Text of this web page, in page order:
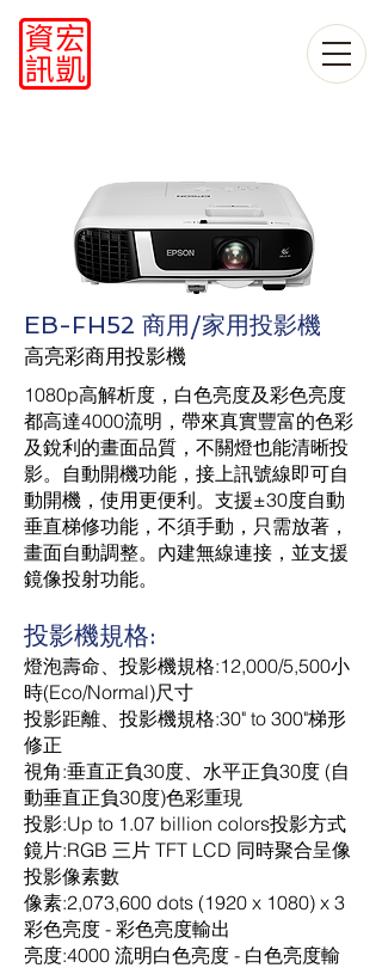
EB-FH52 商用/家用投影機
高亮彩商用投影機
1080p高解析度，白色亮度及彩色亮度
都高達4000流明，帶來真實豐富的色彩
及銳利的畫面品質，不關燈也能清晰投
影。自動開機功能，接上訊號線即可自
動開機，使用更便利。支援±30度自動
垂直梯修功能，不須手動，只需放著，
畫面自動調整。內建無線連接，並支援
鏡像投射功能。
投影機規格:
燈泡壽命、投影機規格:12,000/5,500小
時(Eco/Normal)尺寸
投影距離、投影機規格:30" to 300"梯形
修正
視角:垂直正負30度、水平正負30度 (自
動垂直正負30度)色彩重現
投影:Up to 1.07 billion colors投影方式
鏡片:RGB 三片 TFT LCD 同時聚合呈像
投影像素數
像素:2,073,600 dots (1920 x 1080) x 3
彩色亮度 - 彩色亮度輸出
亮度:4000 流明白色亮度 - 白色亮度輸